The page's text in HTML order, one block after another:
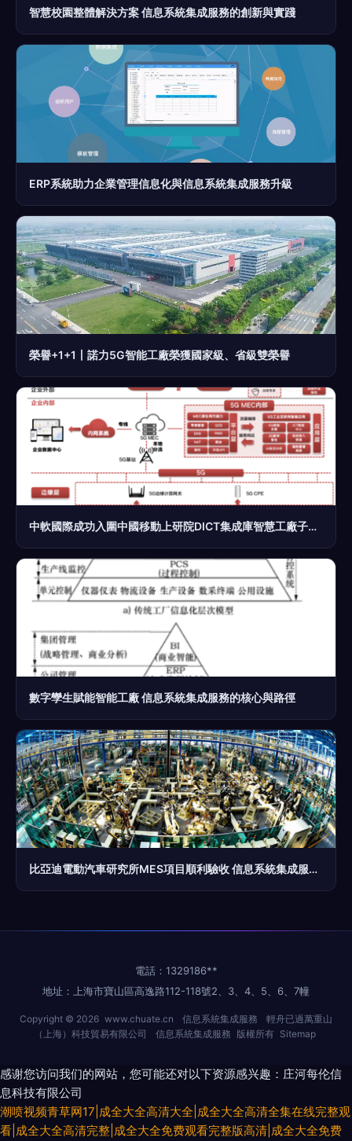
智慧校園整體解決方案 信息系統集成服務的創新與實踐
ERP系統助力企業管理信息化與信息系統集成服務升級
榮譽+1+1丨諾力5G智能工廠榮獲國家級、省級雙榮譽
中軟國際成功入圍中國移動上研院DICT集成庫智慧工廠子庫，賦能智能制造新未來
數字孿生賦能智能工廠 信息系統集成服務的核心與路徑
比亞迪電動汽車研究所MES項目順利驗收 信息系統集成服務助力智能制造新里程
電話：1329186**
地址：上海市寶山區高逸路112-118號2、3、4、5、6、7幢
Copyright © 2026 www.chuate.cn 信息系統集成服務
輕舟已過萬重山
（上海）科技貿易有限公司
信息系統集成服務 版權所有 Sitemap
感谢您访问我们的网站，您可能还对以下资源感兴趣：庄河每伦信
息科技有限公司
潮喷视频青草网17|成全大全高清大全|成全大全高清全集在线完整观
看|成全大全高清完整|成全大全免费观看完整版高清|成全大全免费